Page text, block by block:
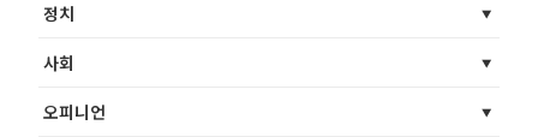
정치
사회
오피니언